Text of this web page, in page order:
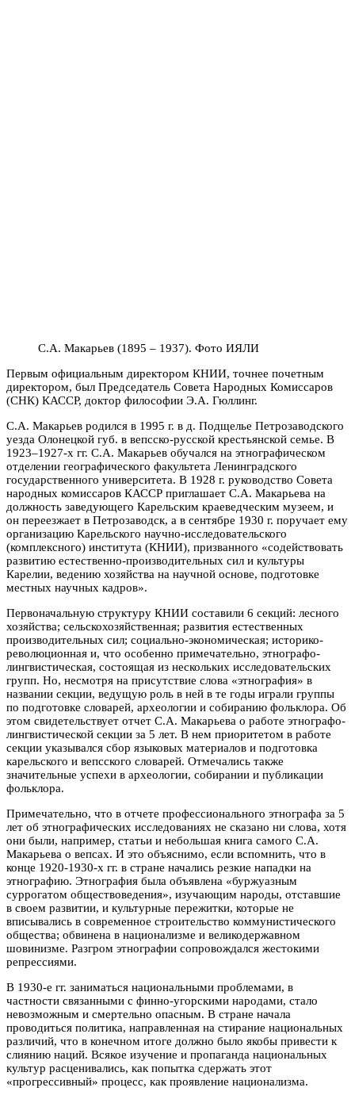
С.А. Макарьев (1895 – 1937). Фото ИЯЛИ
Первым официальным директором КНИИ, точнее почетным
директором, был Председатель Совета Народных Комиссаров
(СНК) КАССР, доктор философии Э.А. Гюллинг.
С.А. Макарьев родился в 1995 г. в д. Подщелье Петрозаводского
уезда Олонецкой губ. в вепсско-русской крестьянской семье. В
1923–1927-х гг. С.А. Макарьев обучался на этнографическом
отделении географического факультета Ленинградского
государственного университета. В 1928 г. руководство Совета
народных комиссаров КАССР приглашает С.А. Макарьева на
должность заведующего Карельским краеведческим музеем, и
он переезжает в Петрозаводск, а в сентябре 1930 г. поручает ему
организацию Карельского научно-исследовательского
(комплексного) института (КНИИ), призванного «содействовать
развитию естественно-производительных сил и культуры
Карелии, ведению хозяйства на научной основе, подготовке
местных научных кадров».
Первоначальную структуру КНИИ составили 6 секций: лесного
хозяйства; сельскохозяйственная; развития естественных
производительных сил; социально-экономическая; историко-
революционная и, что особенно примечательно, этнографо-
лингвистическая, состоящая из нескольких исследовательских
групп. Но, несмотря на присутствие слова «этнография» в
названии секции, ведущую роль в ней в те годы играли группы
по подготовке словарей, археологии и собиранию фольклора. Об
этом свидетельствует отчет С.А. Макарьева о работе этнографо-
лингвистической секции за 5 лет. В нем приоритетом в работе
секции указывался сбор языковых материалов и подготовка
карельского и вепсского словарей. Отмечались также
значительные успехи в археологии, собирании и публикации
фольклора.
Примечательно, что в отчете профессионального этнографа за 5
лет об этнографических исследованиях не сказано ни слова, хотя
они были, например, статьи и небольшая книга самого С.А.
Макарьева о вепсах. И это объяснимо, если вспомнить, что в
конце 1920-1930-х гг. в стране начались резкие нападки на
этнографию. Этнография была объявлена «буржуазным
суррогатом обществоведения», изучающим народы, отставшие
в своем развитии, и культурные пережитки, которые не
вписывались в современное строительство коммунистического
общества; обвинена в национализме и великодержавном
шовинизме. Разгром этнографии сопровождался жестокими
репрессиями.
В 1930-е гг. заниматься национальными проблемами, в
частности связанными с финно-угорскими народами, стало
невозможным и смертельно опасным. В стране начала
проводиться политика, направленная на стирание национальных
различий, что в конечном итоге должно было якобы привести к
слиянию наций. Всякое изучение и пропаганда национальных
культур расценивались, как попытка сдержать этот
«прогрессивный» процесс, как проявление национализма.